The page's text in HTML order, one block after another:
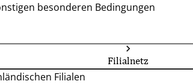
besonderen Bedingungen
Filialnetz
Filialen